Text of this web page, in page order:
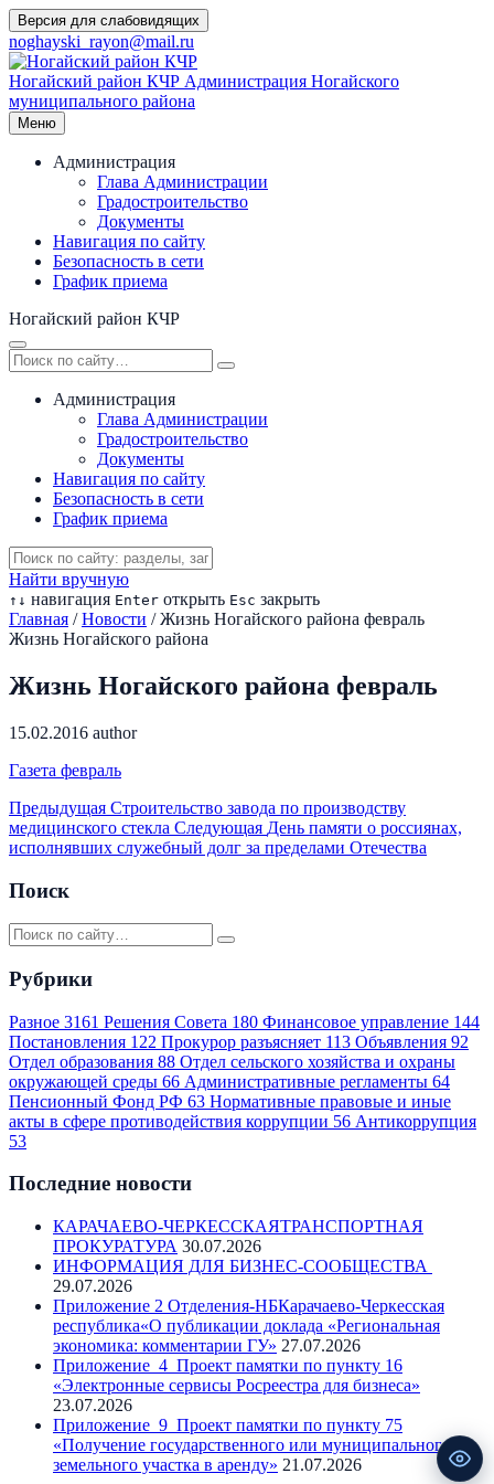
Перейти
к
содержимому
Версия для слабовидящих
noghayski_rayon@mail.ru
Ногайский район КЧР Администрация Ногайского
муниципального района
Меню
Администрация
Глава Администрации
Градостроительство
Документы
Навигация по сайту
Безопасность в сети
График приема
Ногайский район КЧР
Администрация
Глава Администрации
Градостроительство
Документы
Навигация по сайту
Безопасность в сети
График приема
Найти вручную
↑ ↓ навигация Enter открыть Esc закрыть
Главная / Новости / Жизнь Ногайского района февраль
Жизнь Ногайского района
Жизнь Ногайского района февраль
15.02.2016 author
Газета февраль
Предыдущая Строительство завода по производству
медицинского стекла Следующая День памяти о россиянах,
исполнявших служебный долг за пределами Отечества
Поиск
Рубрики
Разное 3161 Решения Совета 180 Финансовое управление 144
Постановления 122 Прокурор разъясняет 113 Объявления 92
Отдел образования 88 Отдел сельского хозяйства и охраны
окружающей среды 66 Административные регламенты 64
Пенсионный Фонд РФ 63 Нормативные правовые и иные
акты в сфере противодействия коррупции 56 Антикоррупция
53
Последние новости
КАРАЧАЕВО-ЧЕРКЕССКАЯТРАНСПОРТНАЯ
ПРОКУРАТУРА 30.07.2026
ИНФОРМАЦИЯ ДЛЯ БИЗНЕС-СООБЩЕСТВА
29.07.2026
Приложение 2 Отделения-НБКарачаево-Черкесская
республика«О публикации доклада «Региональная
экономика: комментарии ГУ» 27.07.2026
Приложение_4_Проект памятки по пункту 16
«Электронные сервисы Росреестра для бизнеса»
23.07.2026
Приложение_9_Проект памятки по пункту 75
«Получение государственного или муниципального
земельного участка в аренду» 21.07.2026